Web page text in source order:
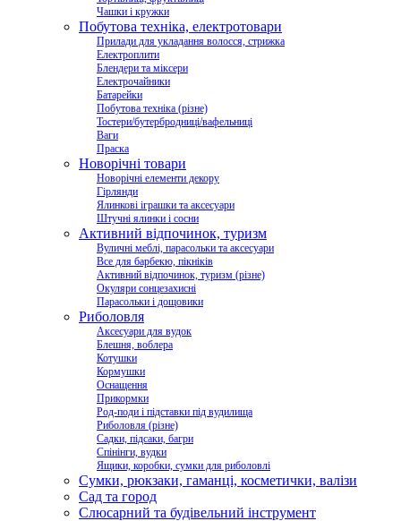
Чашки і кружки
Побутова техніка, електротовари
Прилади для укладання волосся, стрижка
Електроплити
Блендери та міксери
Електрочайники
Батарейки
Побутова техніка (різне)
Тостери/бутербродниці/вафельниці
Ваги
Праска
Новорічні товари
Новорічні елементи декору
Гірлянди
Ялинкові іграшки та аксесуари
Штучні ялинки і сосни
Активний відпочинок, туризм
Вуличні меблі, парасольки та аксесуари
Все для барбекю, пікніків
Активний відпочинок, туризм (різне)
Окуляри сонцезахисні
Парасольки і дощовики
Риболовля
Аксесуари для вудок
Блешня, воблера
Котушки
Кормушки
Оснащення
Прикормки
Род-поди і підставки під вудилища
Риболовля (різне)
Садки, підсаки, багри
Спінінги, вудки
Ящики, коробки, сумки для риболовлі
Сумки, рюкзаки, гаманці, косметички, валізи
Сад та город
Слюсарний та будівельний інструмент